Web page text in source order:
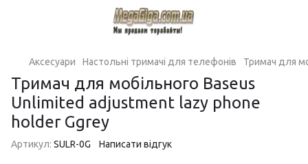
Аксесуари Настольні тримачі для телефонів Тримач для
Тримач для мобільного Baseus
Unlimited adjustment lazy phone
holder Ggrеy
Артикул: SULR-0G Написати відгук